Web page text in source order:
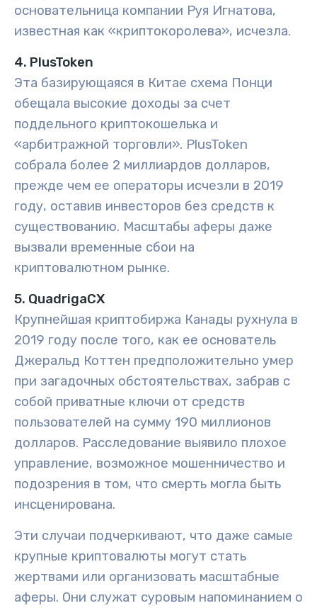
основательница компании Руя Игнатова,
известная как «криптокоролева», исчезла.
4. PlusToken
Эта базирующаяся в Китае схема Понци
обещала высокие доходы за счет
поддельного криптокошелька и
«арбитражной торговли». PlusToken
собрала более 2 миллиардов долларов,
прежде чем ее операторы исчезли в 2019
году, оставив инвесторов без средств к
существованию. Масштабы аферы даже
вызвали временные сбои на
криптовалютном рынке.
5. QuadrigaCX
Крупнейшая криптобиржа Канады рухнула в
2019 году после того, как ее основатель
Джеральд Коттен предположительно умер
при загадочных обстоятельствах, забрав с
собой приватные ключи от средств
пользователей на сумму 190 миллионов
долларов. Расследование выявило плохое
управление, возможное мошенничество и
подозрения в том, что смерть могла быть
инсценирована.
Эти случаи подчеркивают, что даже самые
крупные криптовалюты могут стать
жертвами или организовать масштабные
аферы. Они служат суровым напоминанием о